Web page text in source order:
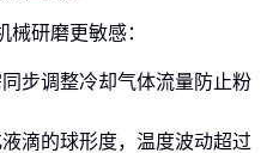
研磨更敏感：
步调整冷却气体流量防止粉
滴的球形度，温度波动超过